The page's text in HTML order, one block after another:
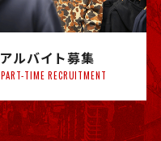
アルバイト募集
PART-TIME RECRUITMENT